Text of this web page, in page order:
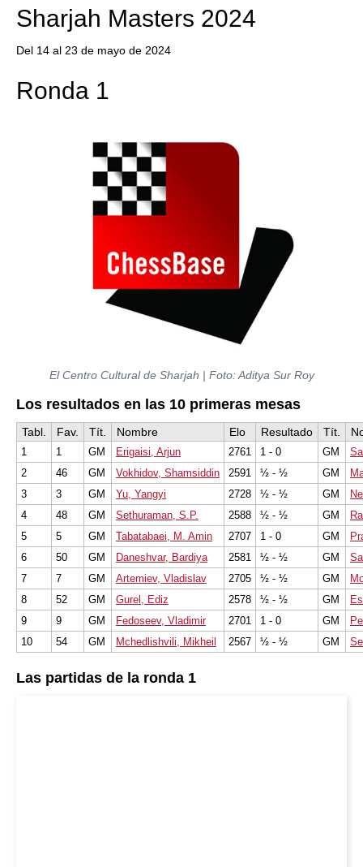
Sharjah Masters 2024
Del 14 al 23 de mayo de 2024
Ronda 1
El Centro Cultural de Sharjah | Foto: Aditya Sur Roy
Los resultados en las 10 primeras mesas
Tabl. Fav. Tít. Nombre Elo Resultado Tít.
1 1 GM Erigaisi, Arjun 2761 1 - 0 GM
2
46 GM Vokhidov, Shamsiddin 2591 ½ - ½ GM
3
3 GM Yu, Yangyi 2728 ½ - ½ GM
4
48 GM Sethuraman, S.P. 2588 ½ - ½ GM
5
5 GM Tabatabaei, M. Amin 2707 1 - 0 GM
6
50 GM Daneshvar, Bardiya 2581 ½ - ½ GM
7
7 GM Artemiev, Vladislav 2705 ½ - ½ GM
8
52 GM Gurel, Ediz 2578 ½ - ½ GM
9
9 GM Fedoseev, Vladimir 2701 1 - 0 GM
10
54 GM Mchedlishvili, Mikheil 2567 ½ - ½ GM
Las partidas de la ronda 1